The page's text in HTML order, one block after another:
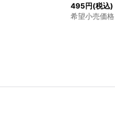
495円(税込)
希望小売価格